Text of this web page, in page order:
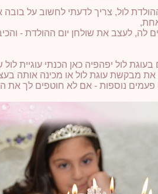
לול, צריך לדעתי לחשוב על
לה, לעצב את שולחן יום ההולדת -
לול יפהפיה כאן הכנתי עוגיית לול
מבקשת עוגת לול או מכינה אותה
נוספות - אם לא חוטפים לך את